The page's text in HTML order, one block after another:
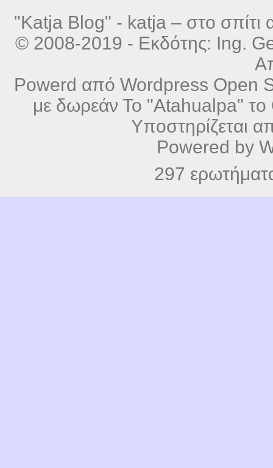
"Katja Blog" - katja – στο σπίτι
© 2008-2019 - Εκδότης: Ing.
Powerd από Wordpress Open
με δωρεάν Το "Atahualpa"
Υποστηρίζεται
Powered by
297